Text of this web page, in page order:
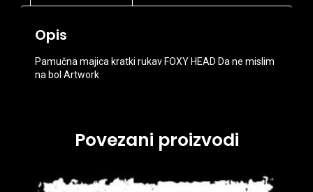
Opis
Pamučna majica kratki rukav FOXY HEAD Da ne mislim
na bol Artwork
Povezani proizvodi